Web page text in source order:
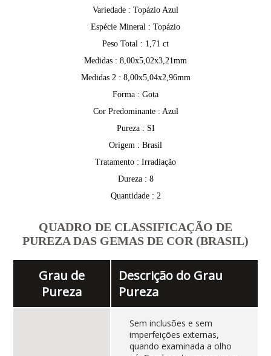
Variedade : Topázio Azul
Espécie Mineral : Topázio
Peso Total : 1,71 ct
Medidas : 8,00x5,02x3,21mm
Medidas 2 : 8,00x5,04x2,96mm
Forma : Gota
Cor Predominante : Azul
Pureza : SI
Origem : Brasil
Tratamento : Irradiação
Dureza : 8
Quantidade : 2
QUADRO DE CLASSIFICAÇÃO DE
PUREZA DAS GEMAS DE COR (BRASIL)
Grau de
Pureza
Descrição do Grau
Pureza
Sem inclusões e sem
imperfeições externas,
quando examinada a olho